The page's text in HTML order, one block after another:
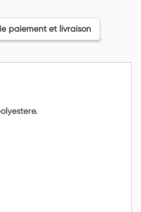
paiement et livraison